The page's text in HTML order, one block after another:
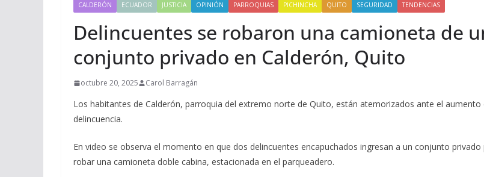
CALDERÓN ECUADOR JUSTICIA OPINIÓN PARROQUIAS PICHINCHA QUITO SEGURIDAD TENDENCIAS
Delincuentes se robaron una camioneta de
conjunto privado en Calderón, Quito
octubre 20, 2025 Carol Barragán
Los habitantes de Calderón, parroquia del extremo norte de Quito, están atemorizados ante el aumento
delincuencia.
En video se observa el momento en que dos delincuentes encapuchados ingresan a un conjunto privado
robar una camioneta doble cabina, estacionada en el parqueadero.